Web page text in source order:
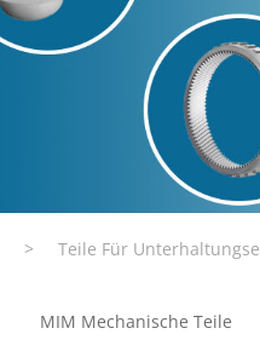
> Teile Für
MIM Mechanische Teile